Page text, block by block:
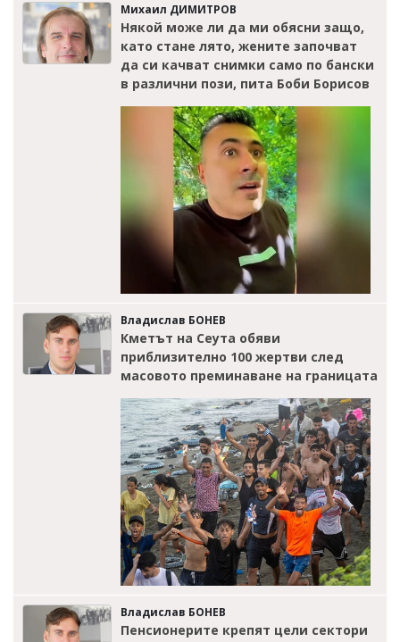
Михаил ДИМИТРОВ
Някой може ли да ми обясни защо,
като стане лято, жените започват
да си качват снимки само по бански
в различни пози, пита Боби Борисов
Владислав БОНЕВ
Кметът на Сеута обяви
приблизително 100 жертви след
масовото преминаване на границата
Владислав БОНЕВ
Пенсионерите крепят цели сектори